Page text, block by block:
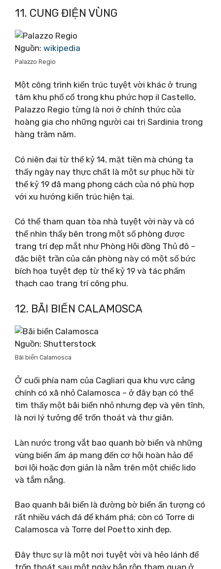
11. CUNG ĐIỆN VÙNG
Nguồn: wikipedia
Palazzo Regio
Một công trình kiến ​​trúc tuyệt vời khác ở trung
tâm khu phố cổ trong khu phức hợp il Castello,
Palazzo Regio từng là nơi ở chính thức của
hoàng gia cho những người cai trị Sardinia trong
hàng trăm năm.
Có niên đại từ thế kỷ 14, mặt tiền mà chúng ta
thấy ngày nay thực chất là một sự phục hồi từ
thế kỷ 19 đã mang phong cách của nó phù hợp
với xu hướng kiến ​​trúc hiện tại.
Có thể tham quan tòa nhà tuyệt vời này và có
thể nhìn thấy bên trong một số phòng được
trang trí đẹp mắt như Phòng Hội đồng Thủ đô –
đặc biệt trần của căn phòng này có một số bức
bích họa tuyệt đẹp từ thế kỷ 19 và tác phẩm
thạch cao trang trí công phu.
12. BÃI BIỂN CALAMOSCA
Nguồn: Shutterstock
Bãi biển Calamosca
Ở cuối phía nam của Cagliari qua khu vực cảng
chính có xã nhỏ Calamosca – ở đây bạn có thể
tìm thấy một bãi biển nhỏ nhưng đẹp và yên tĩnh,
là nơi lý tưởng để trốn thoát và thư giãn.
Làn nước trong vắt bao quanh bờ biển và những
vùng biển ấm áp mang đến cơ hội hoàn hảo để
bơi lội hoặc đơn giản là nằm trên một chiếc lido
và tắm nắng.
Bao quanh bãi biển là đường bờ biển ấn tượng có
rất nhiều vách đá để khám phá; còn có Torre di
Calamosca và Torre del Poetto xinh đẹp.
Đây thực sự là một nơi tuyệt vời và hẻo lánh để
trốn thoát sau một ngày bận rộn tham quan ở